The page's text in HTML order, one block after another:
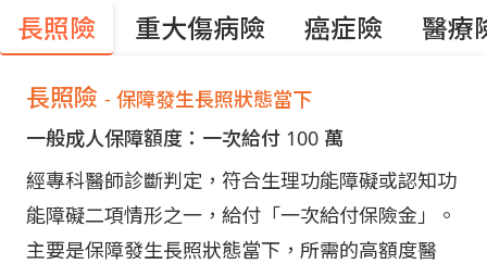
長照險 重大傷病險 癌症險 醫療
長照險 - 保障發生長照狀態當下
一般成人保障額度：一次給付 100 萬
經專科醫師診斷判定，符合生理功能障礙或認知功
能障礙二項情形之一，給付「一次給付保險金」。
主要是保障發生長照狀態當下，所需的高額度醫